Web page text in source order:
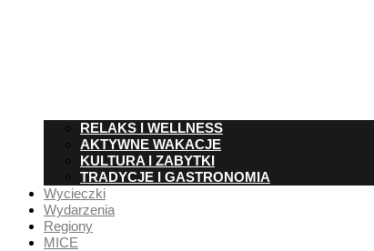
RELAKS I WELLNESS
AKTYWNE WAKACJE
KULTURA I ZABYTKI
TRADYCJE I GASTRONOMIA
Wycieczki
Wydarzenia
Regiony
MICE